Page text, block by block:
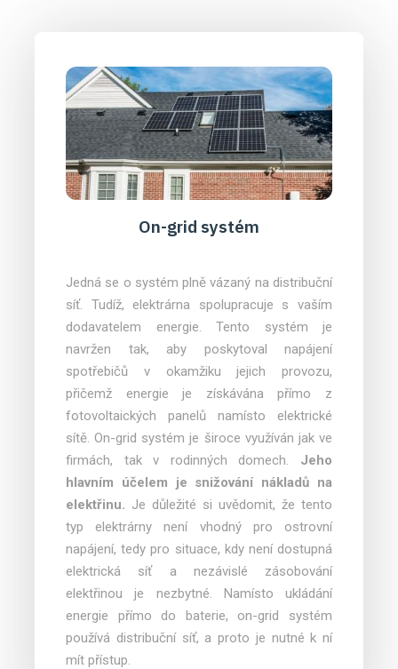
On-grid systém
Jedná se o systém plně vázaný na distribuční
síť. Tudíž, elektrárna spolupracuje s vaším
dodavatelem energie. Tento systém je
navržen tak, aby poskytoval napájení
spotřebičů v okamžiku jejich provozu,
přičemž energie je získávána přímo z
fotovoltaických panelů namísto elektrické
sítě. On-grid systém je široce využíván jak ve
firmách, tak v rodinných domech. Jeho
hlavním účelem je snižování nákladů na
elektřinu. Je důležité si uvědomit, že tento
typ elektrárny není vhodný pro ostrovní
napájení, tedy pro situace, kdy není dostupná
elektrická síť a nezávislé zásobování
elektřinou je nezbytné. Namísto ukládání
energie přímo do baterie, on-grid systém
používá distribuční síť, a proto je nutné k ní
mít přístup.